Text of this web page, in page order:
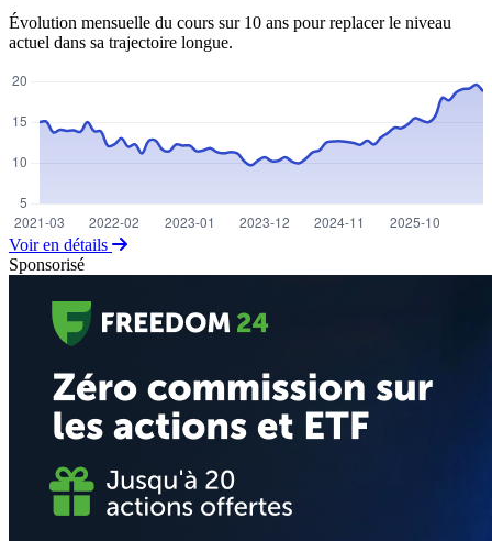
Évolution mensuelle du cours sur 10 ans pour replacer le niveau
actuel dans sa trajectoire longue.
Voir en détails
Sponsorisé